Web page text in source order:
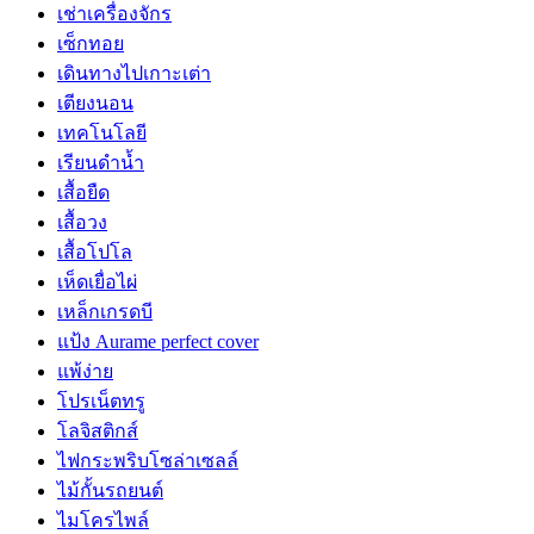
เช่าเครื่องจักร
เซ็กทอย
เดินทางไปเกาะเต่า
เตียงนอน
เทคโนโลยี
เรียนดำน้ำ
เสื้อยืด
เสื้อวง
เสื้อโปโล
เห็ดเยื่อไผ่
เหล็กเกรดบี
แป้ง Aurame perfect cover
แพ้ง่าย
โปรเน็ตทรู
โลจิสติกส์
ไฟกระพริบโซล่าเซลล์
ไม้กั้นรถยนต์
ไมโครไพล์